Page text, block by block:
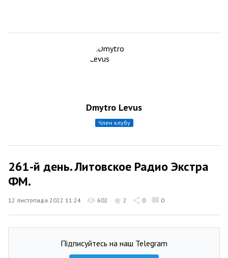
Dmytro Levus
член клубу
261-й день. Литовское Радио Экстра
ФМ.
12 листопада 2022 11:24 602 2 0 0
Підписуйтесь на наш Telegram